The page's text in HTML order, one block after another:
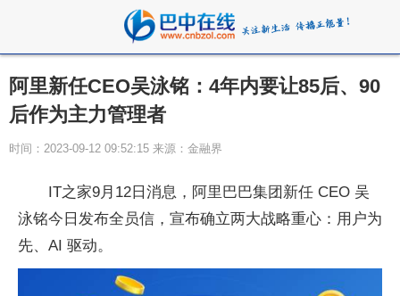
阿里新任CEO吴泳铭：4年内要让85后、90
后作为主力管理者
时间：2023-09-12 09:52:15 来源：金融界
IT之家9月12日消息，阿里巴巴集团新任 CEO 吴
泳铭今日发布全员信，宣布确立两大战略重心：用户为
先、AI 驱动。